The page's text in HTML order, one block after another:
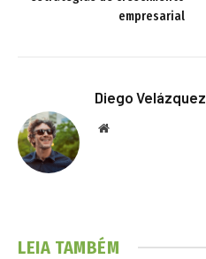
empresarial
Diego Velázquez
Website
LEIA TAMBÉM